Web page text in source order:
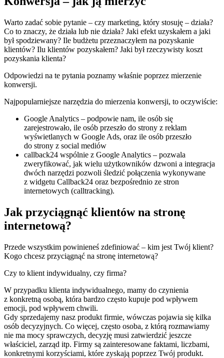
Warto zadać sobie pytanie – czy marketing, który stosuję – działa?
Co to znaczy, że działa lub nie działa? Jaki efekt uzyskałem a jaki
był spodziewany? Ile budżetu przeznaczyłem na pozyskanie
klientów? Ilu klientów pozyskałem? Jaki był rzeczywisty koszt
pozyskania klienta?
Odpowiedzi na te pytania poznamy właśnie poprzez mierzenie
konwersji.
Najpopularniejsze narzędzia do mierzenia konwersji, to oczywiście:
Google Analytics – podpowie nam, ile osób się
zarejestrowało, ile osób przeszło do strony z reklam
wyświetlanych w Google Ads, oraz ile osób przeszło
do strony z social mediów
callback24 wspólnie z Google Analytics – pozwala
zweryfikować, jak wielu użytkowników dzwoni a integracja
dwóch narzędzi pozwoli śledzić połączenia wykonywane
z widgetu Callback24 oraz bezpośrednio ze stron
internetowych (calltracking).
Jak przyciągnąć klientów na stronę
internetową?
Przede wszystkim powinieneś zdefiniować – kim jest Twój klient?
Kogo chcesz przyciągnąć na stronę internetową?
Czy to klient indywidualny, czy firma?
W przypadku klienta indywidualnego, mamy do czynienia
z konkretną osobą, która bardzo często kupuje pod wpływem
emocji, pod wpływem chwili.
Gdy sprzedajemy nasz produkt firmie, wówczas pojawia się kilka
osób decyzyjnych. Co więcej, często osoba, z którą rozmawiamy
nie ma mocy sprawczych, decyzję musi zatwierdzić jeszcze
właściciel, zarząd itp. Firmy są zainteresowane faktami, liczbami,
konkretnymi korzyściami, które zyskają poprzez Twój produkt.